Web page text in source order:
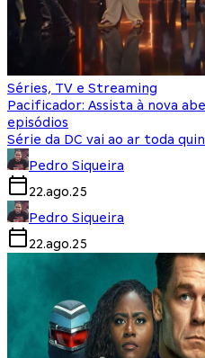
Séries, TV e Streaming
Pacificador: Assista à nova
episódios
Série da DC vai ao ar toda
Pedro Siqueira
22.ago.25
Pedro Siqueira
22.ago.25